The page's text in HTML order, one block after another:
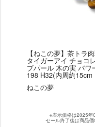
【ねこの夢】茶トラ
タイガーアイ チョコ
ブパール 木の実 パワ
198 H32(内周約15cm
ねこの夢
※表示価格は2025年
セール終了後は商品価